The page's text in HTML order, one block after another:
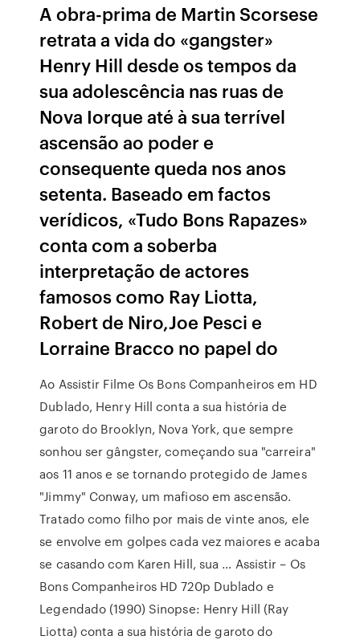
A obra-prima de Martin Scorsese
retrata a vida do «gangster»
Henry Hill desde os tempos da
sua adolescência nas ruas de
Nova Iorque até à sua terrível
ascensão ao poder e
consequente queda nos anos
setenta. Baseado em factos
verídicos, «Tudo Bons Rapazes»
conta com a soberba
interpretação de actores
famosos como Ray Liotta,
Robert de Niro,Joe Pesci e
Lorraine Bracco no papel do
Ao Assistir Filme Os Bons Companheiros em HD
Dublado, Henry Hill conta a sua história de
garoto do Brooklyn, Nova York, que sempre
sonhou ser gângster, começando sua "carreira"
aos 11 anos e se tornando protegido de James
"Jimmy" Conway, um mafioso em ascensão.
Tratado como filho por mais de vinte anos, ele
se envolve em golpes cada vez maiores e acaba
se casando com Karen Hill, sua … Assistir – Os
Bons Companheiros HD 720p Dublado e
Legendado (1990) Sinopse: Henry Hill (Ray
Liotta) conta a sua história de garoto do